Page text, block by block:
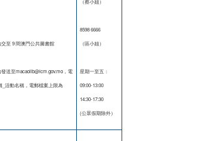
至 9 間澳門公共圖書館
送至macaolib@icm.gov.mo，電
_活動名稱，電郵檔案上限為
（蔡小姐）
8598 6666
（區小姐）
星期一至五：
09:00-13:00
14:30-17:30
(公眾假期除外）